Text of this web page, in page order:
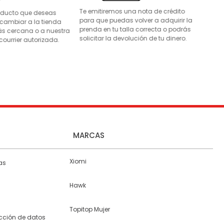
que deseas
a la tienda
cercana o a nuestra
autorizada.
Te emitiremos una nota de crédito
para que puedas volver a adquirir la
prenda en tu talla correcta o podrás
solicitar la devolución de tu dinero.
de datos
MARCAS
Xiomi
Hawk
Topitop Mujer